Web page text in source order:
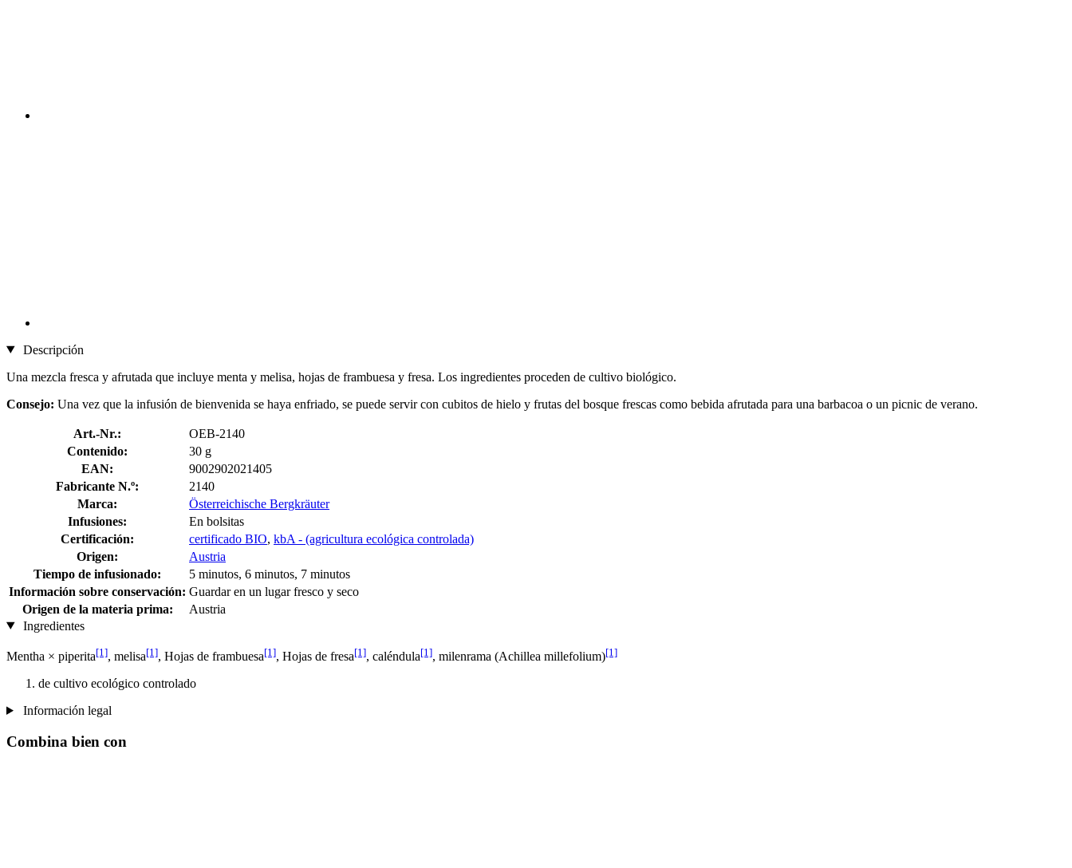
Descripción
Una mezcla fresca y afrutada que incluye menta y melisa, hojas de frambuesa y fresa. Los ingredientes proceden de cultivo biológico.
Consejo: Una vez que la infusión de bienvenida se haya enfriado, se puede servir con cubitos de hielo y frutas del bosque frescas como bebida afrutada para una barbacoa o un picnic de verano.
Art.-Nr.:
OEB-2140
Contenido:
30 g
EAN:
9002902021405
Fabricante N.º:
2140
Marca:
Österreichische Bergkräuter
Infusiones:
En bolsitas
Certificación:
certificado BIO, kbA - (agricultura ecológica controlada)
Origen:
Austria
Tiempo de infusionado:
5 minutos, 6 minutos, 7 minutos
Información sobre conservación: Guardar en un lugar fresco y seco
Origen de la materia prima:
Austria
Ingredientes
Mentha × piperita[1], melisa[1], Hojas de frambuesa[1], Hojas de fresa[1], caléndula[1], milenrama (Achillea millefolium)[1]
de cultivo ecológico controlado
Información legal
Combina bien con